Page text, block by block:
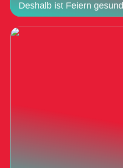
Deshalb ist Feiern gesund